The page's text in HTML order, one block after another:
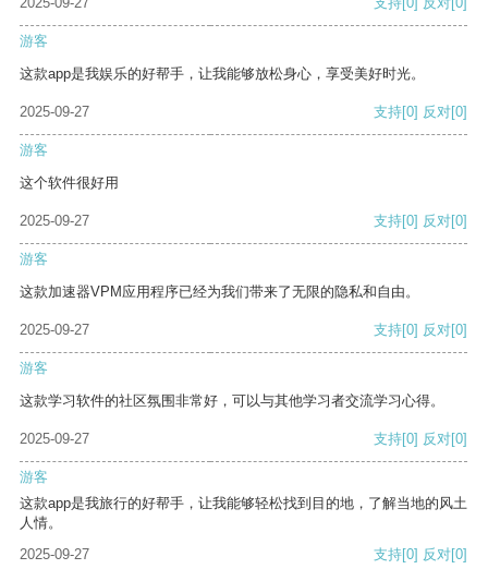
游客
这款app是我娱乐的好帮手，让我能够放松身心，享受美好时光。
2025-09-27 支持[0] 反对[0]
游客
这个软件很好用
2025-09-27 支持[0] 反对[0]
游客
这款加速器VPM应用程序已经为我们带来了无限的隐私和自由。
2025-09-27 支持[0] 反对[0]
游客
这款学习软件的社区氛围非常好，可以与其他学习者交流学习心得。
2025-09-27 支持[0] 反对[0]
游客
这款app是我旅行的好帮手，让我能够轻松找到目的地，了解当地的风土
人情。
2025-09-27
支持[0] 反对[0]